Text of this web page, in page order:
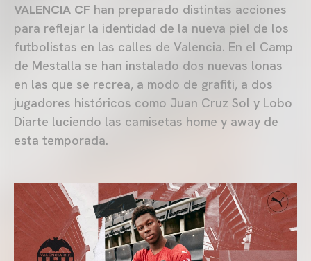
VALENCIA CF han preparado distintas acciones
para reflejar la identidad de la nueva piel de los
futbolistas en las calles de Valencia. En el Camp
de Mestalla se han instalado dos nuevas lonas
en las que se recrea, a modo de grafiti, a dos
jugadores históricos como Juan Cruz Sol y Lobo
Diarte luciendo las camisetas home y away de
esta temporada.